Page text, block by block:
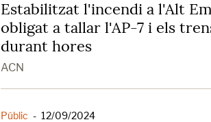
Estabilitzat l'incendi a l'Alt
obligat a tallar l'AP-7 i els
durant hores
ACN
Públic - 12/09/2024